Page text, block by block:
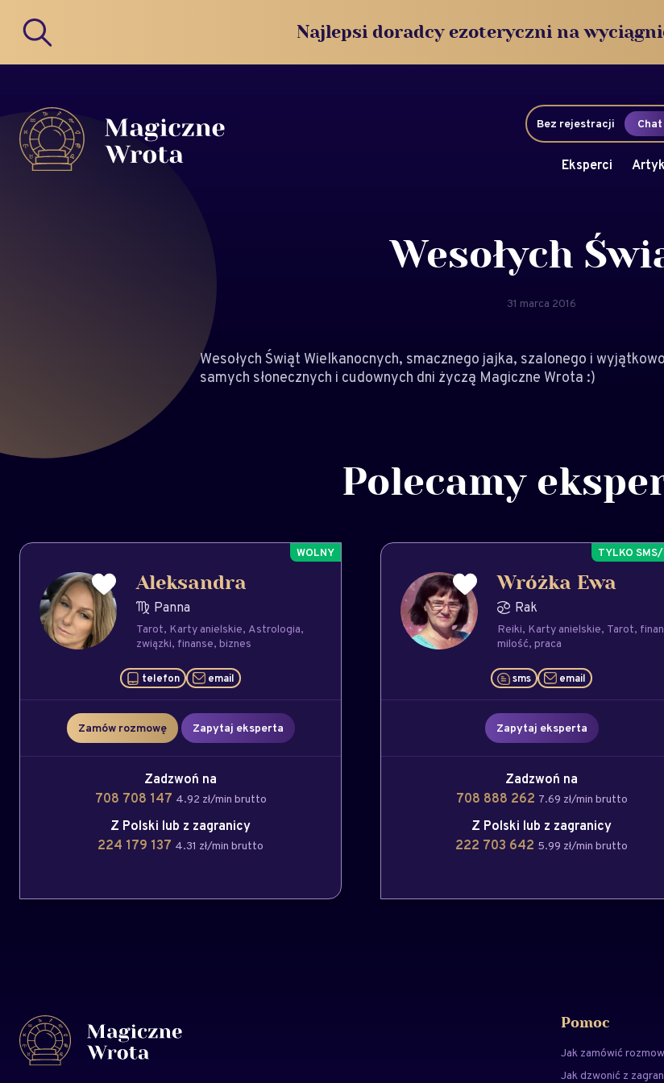
Najlepsi doradcy ezoteryczni na
Bez rejestracji Chat
Eksperci
Wesołych
31 marca 2016
Wesołych Świąt Wielkanocnych, smacznego jajka, szalonego i
samych słonecznych i cudownych dni życzą Magiczne Wrota :)
Polecamy
Aleksandra
Panna
Tarot Karty anielskie Astrologia
związki finanse biznes
telefon email
Zamów rozmowę Zapytaj eksperta
Zadzwoń na
708 708 147 4.92 zł/min brutto
Z Polski lub z zagranicy
224 179 137 4.31 zł/min brutto
Wróżka Ewa
Rak
Reiki Karty anielskie Tarot
milość praca
sms email
Zapytaj eksperta
Zadzwoń na
708 888 262 7.69 zł/min brutto
Z Polski lub z zagranicy
222 703 642 5.99 zł/min brutto
Pomoc
Jak zamówić
Jak dzwonić z